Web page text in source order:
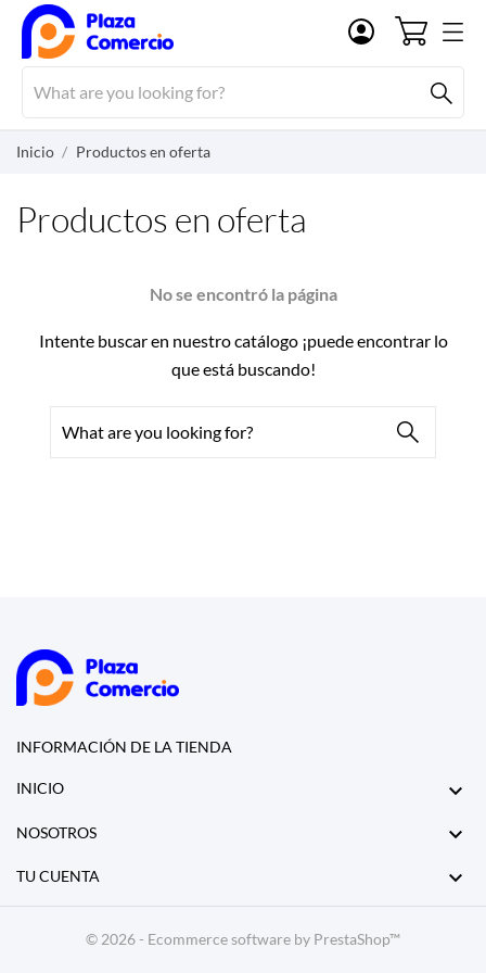
Inicio Productos en oferta
Productos en oferta
No se encontró la página
Intente buscar en nuestro catálogo ¡puede encontrar lo
que está buscando!
INFORMACIÓN DE LA TIENDA
INICIO 
NOSOTROS 
TU CUENTA 
© 2026 - Ecommerce software by PrestaShop™